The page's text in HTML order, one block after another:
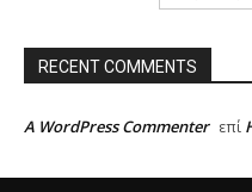
RECENT COMMENTS
A WordPress Commenter επί